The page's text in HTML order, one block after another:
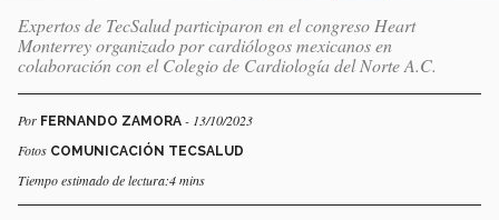
Expertos de TecSalud participaron en el congreso Heart
Monterrey organizado por cardiólogos mexicanos en
colaboración con el Colegio de Cardiología del Norte A.C.
Por FERNANDO ZAMORA - 13/10/2023
Fotos COMUNICACIÓN TECSALUD
Tiempo estimado de lectura:4 mins